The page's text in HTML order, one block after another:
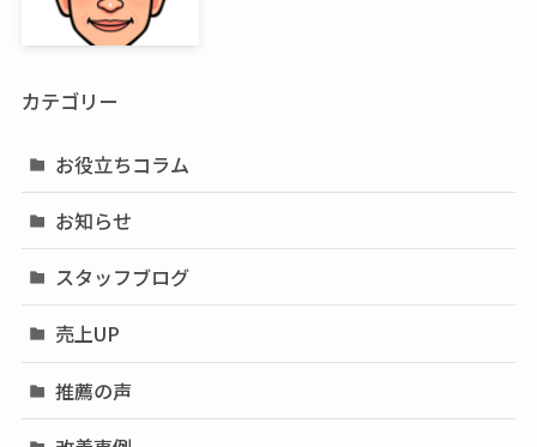
カテゴリー
お役立ちコラム
お知らせ
スタッフブログ
売上UP
推薦の声